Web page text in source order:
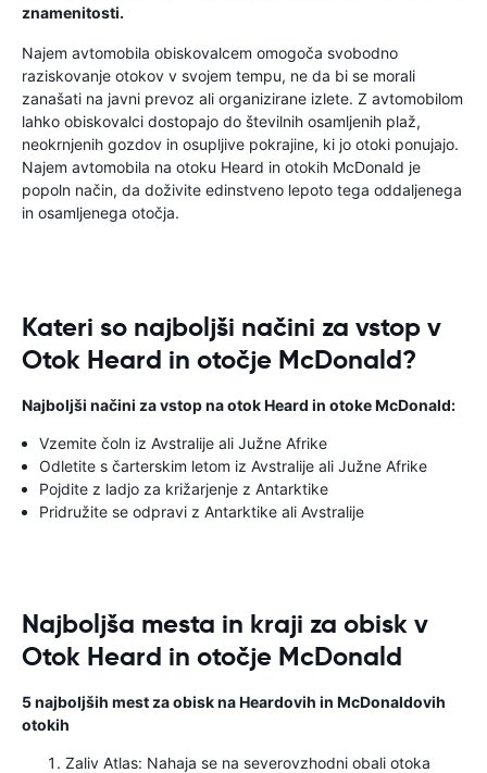
znamenitosti.
Najem avtomobila obiskovalcem omogoča svobodno
raziskovanje otokov v svojem tempu, ne da bi se morali
zanašati na javni prevoz ali organizirane izlete. Z avtomobilom
lahko obiskovalci dostopajo do številnih osamljenih plaž,
neokrnjenih gozdov in osupljive pokrajine, ki jo otoki ponujajo.
Najem avtomobila na otoku Heard in otokih McDonald je
popoln način, da doživite edinstveno lepoto tega oddaljenega
in osamljenega otočja.
Kateri so najboljši načini za vstop v
Otok Heard in otočje McDonald?
Najboljši načini za vstop na otok Heard in otoke McDonald:
Vzemite čoln iz Avstralije ali Južne Afrike
Odletite s čarterskim letom iz Avstralije ali Južne Afrike
Pojdite z ladjo za križarjenje z Antarktike
Pridružite se odpravi z Antarktike ali Avstralije
Najboljša mesta in kraji za obisk v
Otok Heard in otočje McDonald
5 najboljših mest za obisk na Heardovih in McDonaldovih
otokih
Zaliv Atlas: Nahaja se na severovzhodni obali otoka